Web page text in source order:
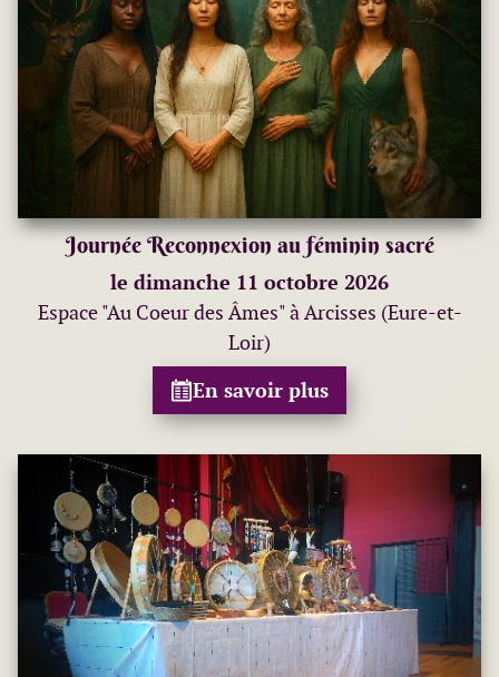
Journée Reconnexion au féminin sacré
le dimanche 11 octobre 2026
Espace "Au Coeur des Âmes" à Arcisses (Eure-et-
Loir)
En savoir plus